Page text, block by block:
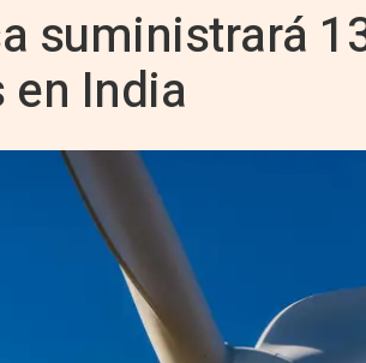
suministrará
India